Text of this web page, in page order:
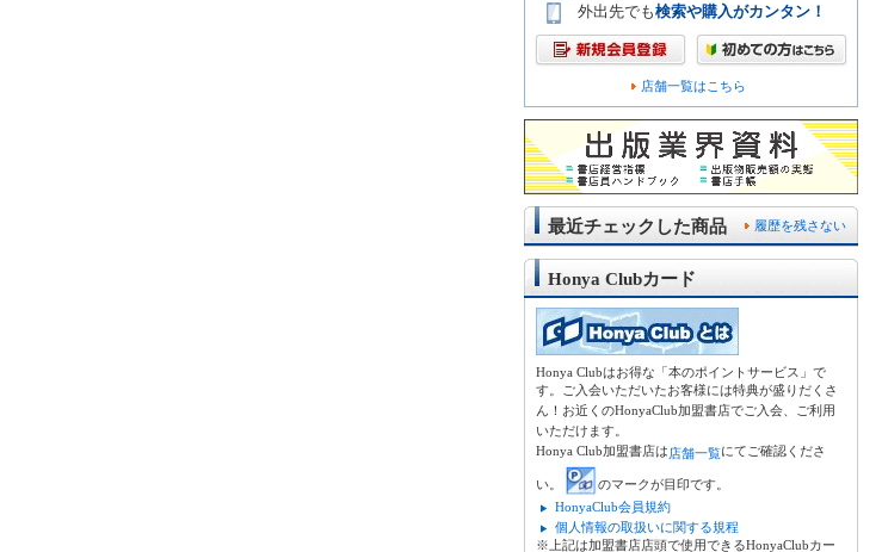
外出先でも検索や購入がカンタン！
店舗一覧はこちら
履歴を残さない
最近チェックした商品
Honya Clubカード
Honya Clubはお得な「本のポイントサービス」で
す。ご入会いただいたお客様には特典が盛りだくさ
ん！お近くのHonyaClub加盟書店でご入会、ご利用
いただけます。
Honya Club加盟書店は店舗一覧にてご確認くださ
い。
のマークが目印です。
HonyaClub会員規約
個人情報の取扱いに関する規程
※上記は加盟書店店頭で使用できるHonyaClubカー